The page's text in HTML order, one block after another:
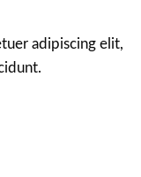
adipiscing elit,